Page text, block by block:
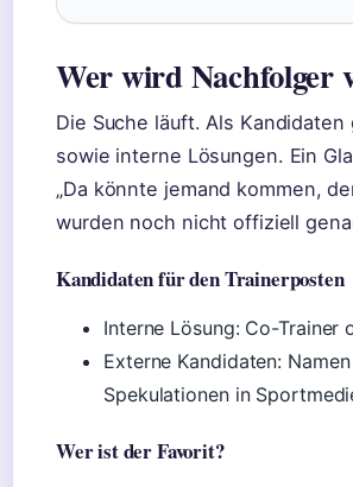
Wer wird Nachfolger
Die Suche läuft. Als
sowie interne Lösungen. Ein
„Da könnte jemand kommen,
wurden noch nicht offiziell
Kandidaten für den Trainerposten
Interne Lösung: Co-Trainer
Externe Kandidaten:
Spekulationen in
Wer ist der Favorit?